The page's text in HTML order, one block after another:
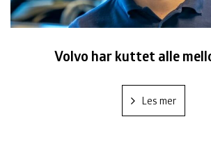
Volvo har kuttet alle
Les mer